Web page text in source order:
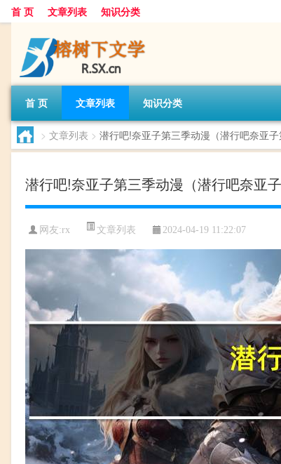
首 页 文章列表 知识分类
首 页 文章列表 知识分类
> 文章列表 > 潜行吧!奈亚子第三季动漫（潜行吧奈亚子
潜行吧!奈亚子第三季动漫（潜行吧奈亚
网友:rx 文章列表 2024-04-19 11:22:07